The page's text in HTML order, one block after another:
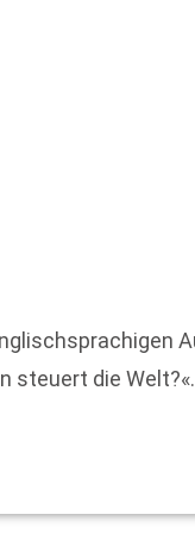
steuert die